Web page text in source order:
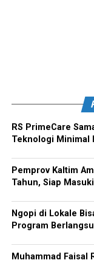
RS PrimeCare
Teknologi Minimal
Pemprov Kaltim
Tahun, Siap
Ngopi di Lokale
Program
Muhammad Faisal